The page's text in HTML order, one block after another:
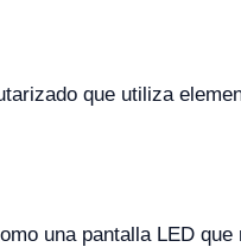
que utiliza
una pantalla LED